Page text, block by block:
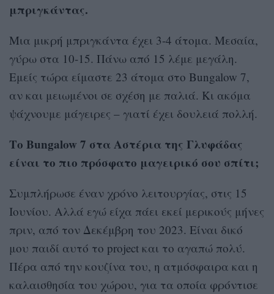
μπριγκάντας.
Μια μικρή μπριγκάντα έχει 3-4 άτομα. Μεσαία,
γύρω στα 10-15. Πάνω από 15 λέμε μεγάλη.
Εμείς τώρα είμαστε 23 άτομα στο Bungalow 7,
αν και μειωμένοι σε σχέση με παλιά. Κι ακόμα
ψάχνουμε μάγειρες – γιατί έχει δουλειά πολλή.
Το Bungalow 7 στα Αστέρια της Γλυφάδας
είναι το πιο πρόσφατο μαγειρικό σου σπίτι;
Συμπλήρωσε έναν χρόνο λειτουργίας, στις 15
Ιουνίου. Αλλά εγώ είχα πάει εκεί μερικούς μήνες
πριν, από τον Δεκέμβρη του 2023. Είναι δικό
μου παιδί αυτό το project και το αγαπώ πολύ.
Πέρα από την κουζίνα του, η ατμόσφαιρα και η
καλαισθησία του χώρου, για τα οποία φρόντισε